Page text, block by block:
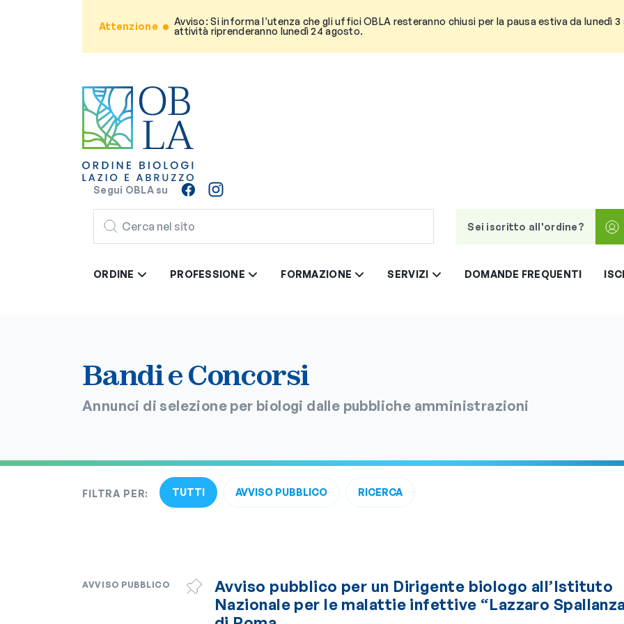
Attenzione
Avviso: Si informa l’utenza che gli uffici OBLA resteranno chiusi per la pausa estiva da lunedì
attività riprenderanno lunedì 24 agosto.
Segui OBLA su
CERCA
Sei iscritto all'ordine?
ORDINE PROFESSIONE FORMAZIONE SERVIZI DOMANDE FREQUENTI
Bandi e Concorsi
Annunci di selezione per biologi dalle pubbliche amministrazioni
FILTRA PER: TUTTI AVVISO PUBBLICO RICERCA
AVVISO PUBBLICO
Avviso pubblico per un Dirigente biologo all’Istituto
Nazionale per le malattie infettive “Lazzaro